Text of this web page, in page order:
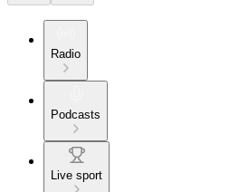
Radio
Podcasts
Live sport